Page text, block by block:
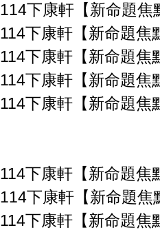
114下康軒【新命題焦
114下康軒【新命題焦
114下康軒【新命題焦
114下康軒【新命題焦
114下康軒【新命題焦
114下康軒【新命題焦
114下康軒【新命題焦
114下康軒【新命題焦